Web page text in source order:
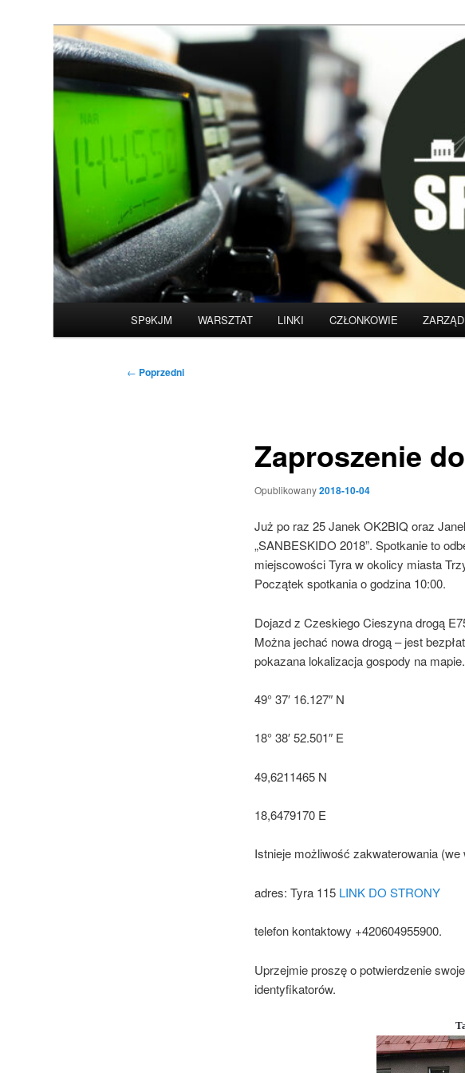
Przeskocz
Witamy na stronie klubu
SP9KJM WARSZTAT LINKI CZŁONKOWIE ZARZĄD
Nawigacja
← Poprzedni
Zaproszenie
Opublikowany2018-10-04
Już po raz 25 Janek OK2BIQ oraz
„SANBESKIDO 2018”. Spotkanie to
miejscowości Tyra w okolicy miasta
Początek spotkania o godzina 10:00.
Dojazd z Czeskiego Cieszyna drogą
Można jechać nowa drogą – jest
pokazana lokalizacja gospody na mapie.
49° 37′ 16.127″ N
18° 38′ 52.501″ E
49,6211465 N
18,6479170 E
Istnieje możliwość zakwaterowania (we
adres: Tyra 115 LINK DO STRONY
telefon kontaktowy +420604955900.
Uprzejmie proszę o potwierdzenie
identyfikatorów.